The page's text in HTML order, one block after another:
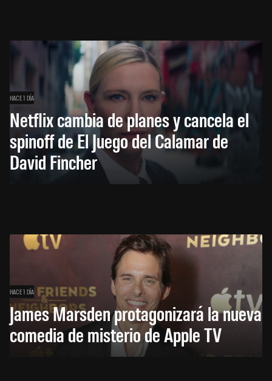
HACE 1 DÍA
Netflix cambia de planes y cancela el
spinoff de El Juego del Calamar de
David Fincher
HACE 1 DÍA
James Marsden protagonizará la nueva
comedia de misterio de Apple TV